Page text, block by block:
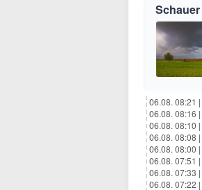
06.08. 08:21 |
06.08. 08:16 |
06.08. 08:10 |
06.08. 08:08 |
06.08. 08:00 |
06.08. 07:51 |
06.08. 07:33 |
06.08. 07:22 |